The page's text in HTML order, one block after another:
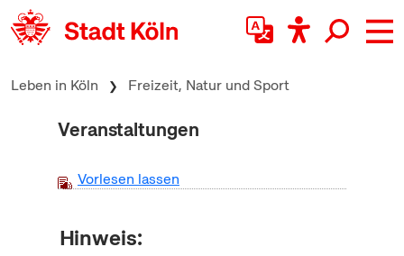
zum Inhalt springen
Leben in Köln Freizeit, Natur und Sport
Veranstaltungen
Vorlesen lassen
Hinweis: